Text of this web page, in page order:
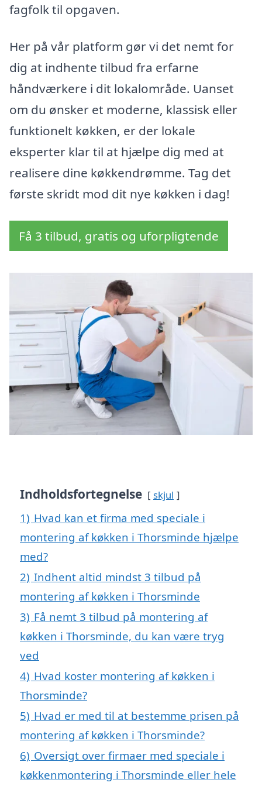
fagfolk til opgaven.
Her på vår platform gør vi det nemt for
dig at indhente tilbud fra erfarne
håndværkere i dit lokalområde. Uanset
om du ønsker et moderne, klassisk eller
funktionelt køkken, er der lokale
eksperter klar til at hjælpe dig med at
realisere dine køkkendrømme. Tag det
første skridt mod dit nye køkken i dag!
Få 3 tilbud, gratis og uforpligtende
Indholdsfortegnelse skjul
1) Hvad kan et firma med speciale i
montering af køkken i Thorsminde hjælpe
med?
2) Indhent altid mindst 3 tilbud på
montering af køkken i Thorsminde
3) Få nemt 3 tilbud på montering af
køkken i Thorsminde, du kan være tryg
ved
4) Hvad koster montering af køkken i
Thorsminde?
5) Hvad er med til at bestemme prisen på
montering af køkken i Thorsminde?
6) Oversigt over firmaer med speciale i
køkkenmontering i Thorsminde eller hele